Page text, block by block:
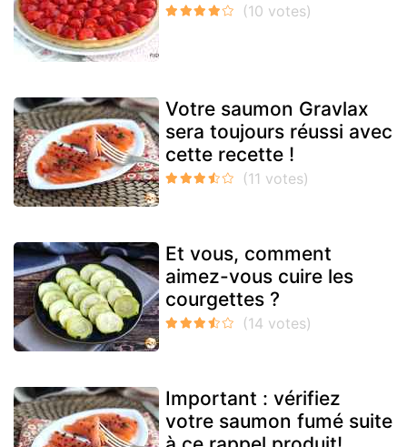
Votre saumon Gravlax
sera toujours réussi avec
cette recette !
Et vous, comment
aimez-vous cuire les
courgettes ?
Important : vérifiez
votre saumon fumé suite